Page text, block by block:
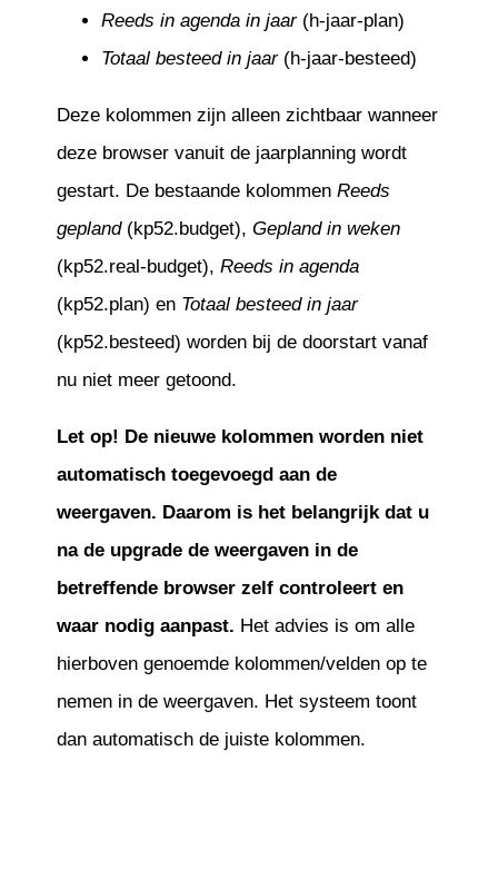
Reeds in agenda in jaar(h-jaar-plan)
Totaal besteed in jaar(h-jaar-besteed)
Deze kolommen zijn alleen zichtbaar wanneer
deze browser vanuit de jaarplanning wordt
gestart. De bestaande kolommenReeds
gepland(kp52.budget),Gepland in weken
(kp52.real-budget),Reeds in agenda
(kp52.plan) en Totaal besteed in jaar
(kp52.besteed) worden bij de doorstart vanaf
nu niet meer getoond.
Let op! De nieuwe kolommen worden niet
automatisch toegevoegd aan de
weergaven. Daarom is het belangrijk dat u
na de upgrade de weergaven in de
betreffende browser zelf controleert en
waar nodig aanpast. Het advies is om alle
hierboven genoemde kolommen/velden op te
nemen in de weergaven. Het systeem toont
dan automatisch de juiste kolommen.